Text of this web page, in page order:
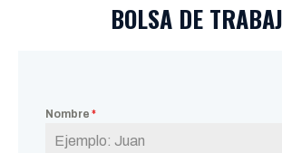
BOLSA DE
Nombre *